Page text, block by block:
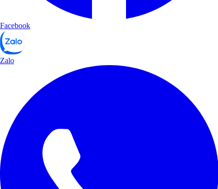
Facebook
Zalo